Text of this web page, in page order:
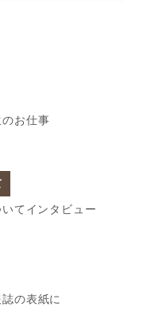
のお仕事
てインタビュー
の表紙に